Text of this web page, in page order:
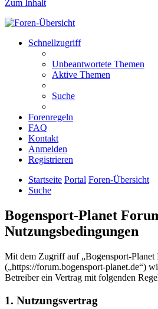
Zum Inhalt
Schnellzugriff
Unbeantwortete Themen
Aktive Themen
Suche
Forenregeln
FAQ
Kontakt
Anmelden
Registrieren
Startseite Portal Foren-Übersicht
Suche
Bogensport-Planet
Nutzungsbedingungen
Mit dem Zugriff auf „Bogensport-Planet
(„https://forum.bogensport-planet.de“)
Betreiber ein Vertrag mit folgenden
1. Nutzungsvertrag